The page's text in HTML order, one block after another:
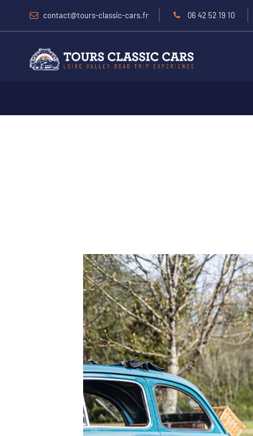
contact@tours-classic-cars.fr 06 42 52 19 10